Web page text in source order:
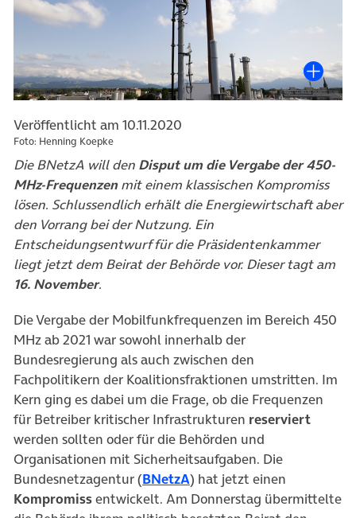
Veröffentlicht am 10.11.2020
Foto: Henning Koepke
Die BNetzA will den Disput um die Vergabe der 450-
MHz-Frequenzenmit einem klassischen Kompromiss
lösen. Schlussendlich erhält die Energiewirtschaft aber
den Vorrang bei der Nutzung. Ein
Entscheidungsentwurf für die Präsidentenkammer
liegt jetzt dem Beirat der Behörde vor. Dieser tagt am
16. November.
Die Vergabe der Mobilfunkfrequenzen im Bereich 450
MHz ab 2021 war sowohl innerhalb der
Bundesregierung als auch zwischen den
Fachpolitikern der Koalitionsfraktionen umstritten. Im
Kern ging es dabei um die Frage, ob die Frequenzen
für Betreiber kritischer Infrastrukturen reserviert
werden sollten oder für die Behörden und
Organisationen mit Sicherheitsaufgaben. Die
Bundesnetzagentur (BNetzA(öffnet in neuem Tab)
) hat jetzt einen
Kompromissentwickelt. Am Donnerstag übermittelte